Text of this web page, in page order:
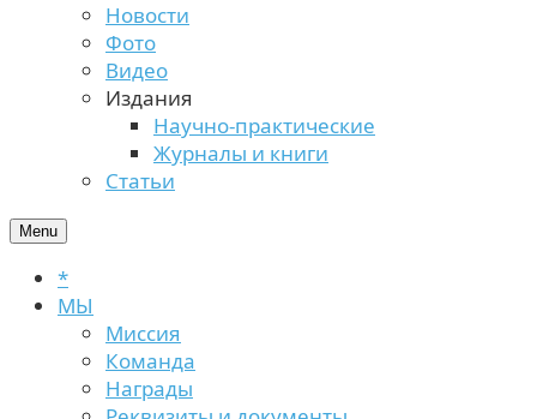
Новости
Фото
Видео
Издания
Научно-практические
Журналы и книги
Статьи
Menu
*
МЫ
Миссия
Команда
Награды